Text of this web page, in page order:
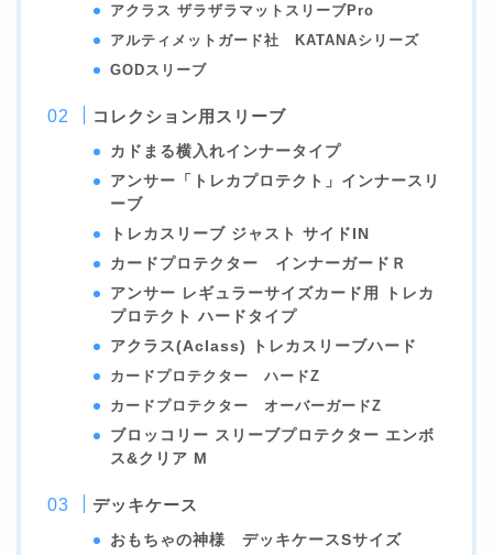
アクラス ザラザラマットスリーブPro
アルティメットガード社 KATANAシリーズ
GODスリーブ
コレクション用スリーブ
カドまる横入れインナータイプ
アンサー「トレカプロテクト」インナースリ
ーブ
トレカスリーブ ジャスト サイドIN
カードプロテクター インナーガードＲ
アンサー レギュラーサイズカード用 トレカ
プロテクト ハードタイプ
アクラス(Aclass) トレカスリーブハード
カードプロテクター ハードZ
カードプロテクター オーバーガードZ
ブロッコリー スリーブプロテクター エンボ
ス&クリア M
デッキケース
おもちゃの神様 デッキケースSサイズ